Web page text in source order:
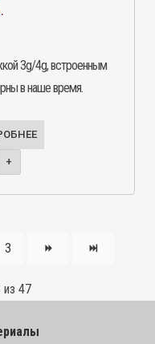
3g/4g, встроенным
в наше время.
+
3
из 47